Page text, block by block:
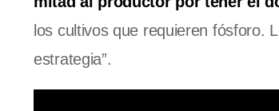
los cultivos que requieren fósforo.
estrategia”.